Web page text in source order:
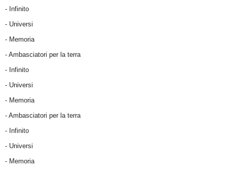
- Infinito
- Universi
- Memoria
- Ambasciatori per la terra
- Infinito
- Universi
- Memoria
- Ambasciatori per la terra
- Infinito
- Universi
- Memoria